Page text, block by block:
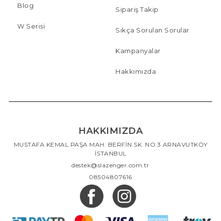
Blog
W Serisi
Sipariş Takip
Sıkça Sorulan Sorular
Kampanyalar
Hakkımızda
HAKKIMIZDA
MUSTAFA KEMAL PAŞA MAH. BERFİN SK. NO:3 ARNAVUTKÖY
İSTANBUL
destek@slazenger.com.tr
08504807616